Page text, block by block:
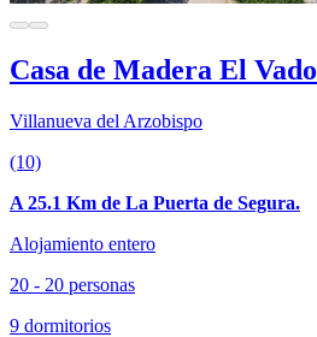
Casa de Madera El Vado
Villanueva del Arzobispo
(10)
A 25.1 Km de La Puerta de Segura.
Alojamiento entero
20 - 20 personas
9 dormitorios